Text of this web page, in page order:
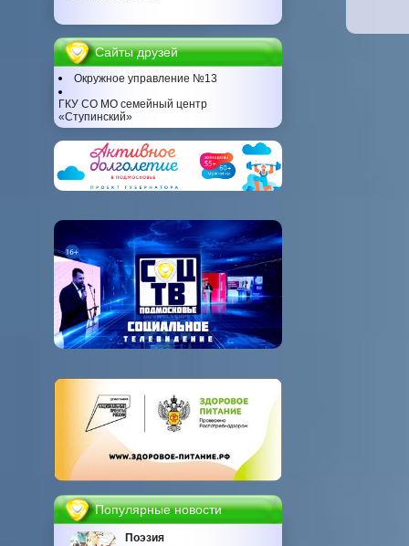
Сайты друзей
Окружное управление №13
ГКУ СО МО семейный центр
«Ступинский»
Популярные новости
Поэзия